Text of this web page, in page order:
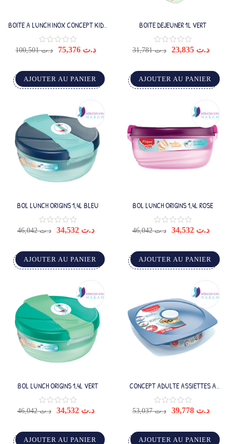
BOITE A LUNCH INOX CONCEPT KIDS
1L BLEU
د.ت100,501 د.ت
AJOUTER AU PANIER
BOITE DEJEUNER 1L VERT
د.ت31,781 د.ت 23,835
AJOUTER AU PANIER
BOL LUNCH ORIGINS 1,4L BLEU
د.ت46,042 د.ت 34,532
AJOUTER AU PANIER
BOL LUNCH ORIGINS 1,4L ROSE
د.ت46,042 د.ت 34,532
AJOUTER AU PANIER
BOL LUNCH ORIGINS 1,4L VERT
د.ت46,042 د.ت 34,532
AJOUTER AU PANIER
CONCEPT ADULTE ASSIETTES A
DEJEUNER BLEU
د.ت53,037 د.ت 39,778
AJOUTER AU PANIER